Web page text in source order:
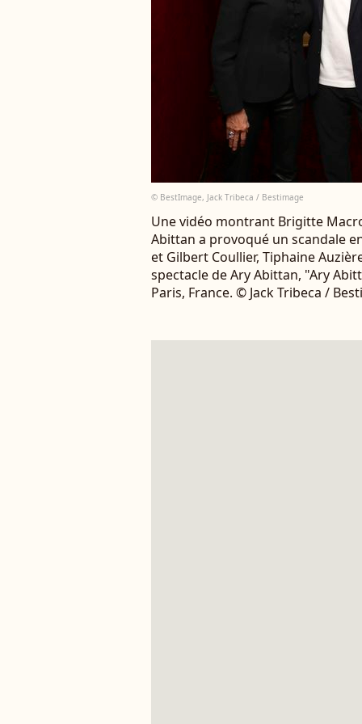
© BestImage, Jack Tribeca / Bestimage
Une vidéo montrant Brigitte
Abittan a provoqué un scandale
et Gilbert Coullier, Tiphaine
spectacle de Ary Abittan, "Ary
Paris, France. © Jack Tribeca /